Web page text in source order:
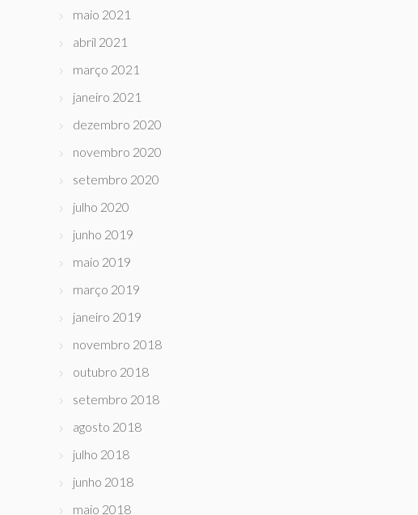
maio 2021
abril 2021
março 2021
janeiro 2021
dezembro 2020
novembro 2020
setembro 2020
julho 2020
junho 2019
maio 2019
março 2019
janeiro 2019
novembro 2018
outubro 2018
setembro 2018
agosto 2018
julho 2018
junho 2018
maio 2018